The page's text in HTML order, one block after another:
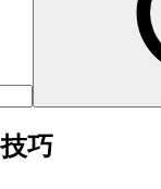
巧